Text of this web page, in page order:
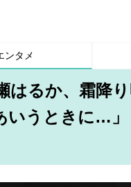
ンタメ
はるか、霜降
いうときに…